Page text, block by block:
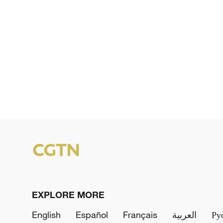
EXPLORE MORE
English
Español Français العربية